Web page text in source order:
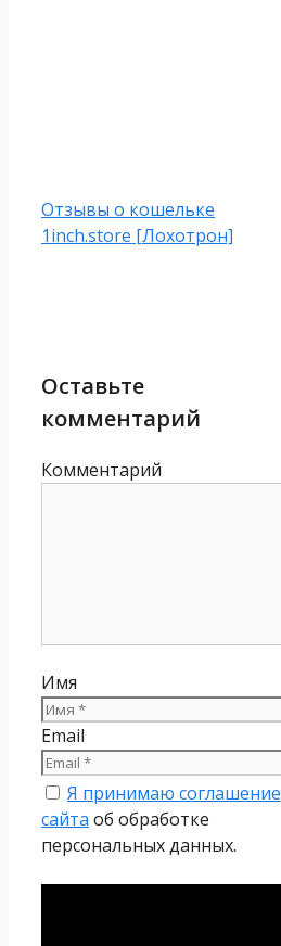
Отзывы о кошельке
1inch.store [Лохотрон]
Оставьте
комментарий
Комментарий
Имя
Email
Я принимаю соглашение
сайта об обработке
персональных данных.